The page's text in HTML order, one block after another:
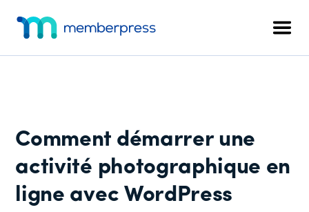
content
barre
de
supplémentaire
en-
un
Comment démarrer une
activité photographique en
ligne avec WordPress